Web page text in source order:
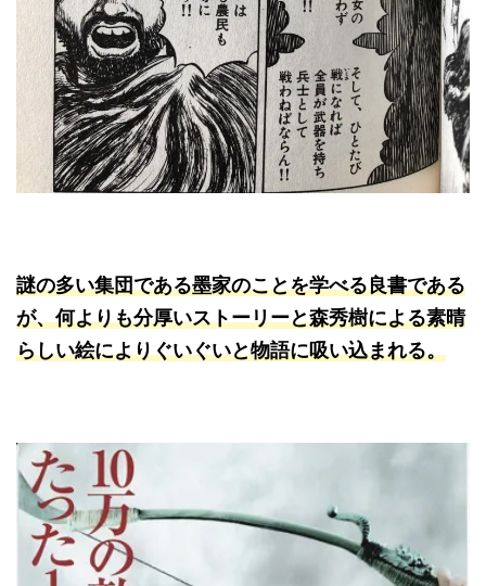
謎の多い集団である墨家のことを学べる良書である
が、何よりも分厚いストーリーと森秀樹による素晴
らしい絵によりぐいぐいと物語に吸い込まれる。